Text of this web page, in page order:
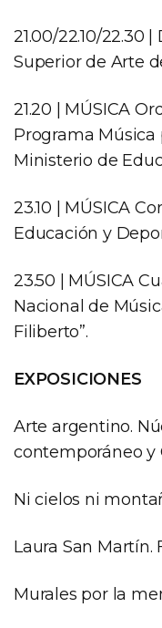
21.00/22.10/22.30
Superior de Arte
21.20 | MÚSICA
Programa Música
Ministerio de
23.10 | MÚSICA
Educación y
23.50 | MÚSICA
Nacional de
Filiberto”.
EXPOSICIONES
Arte argentino.
contemporáneo y
Ni cielos ni
Laura San Martín.
Murales por la